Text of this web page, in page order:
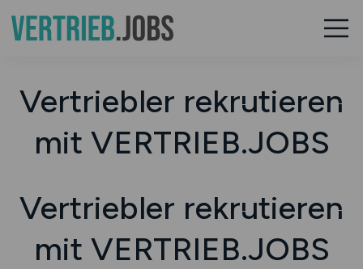
Vertriebler rekrutieren
mit VERTRIEB.JOBS
Vertriebler rekrutieren
mit VERTRIEB.JOBS